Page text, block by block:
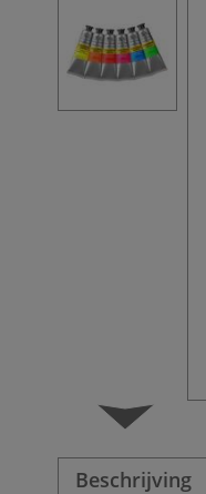
Beschrijving